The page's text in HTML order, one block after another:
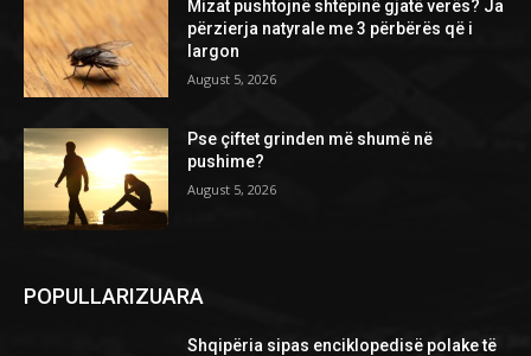
Mizat pushtojnë shtëpinë gjatë verës? Ja
përzierja natyrale me 3 përbërës që i
largon
August 5, 2026
Pse çiftet grinden më shumë në
pushime?
August 5, 2026
POPULLARIZUARA
Shqipëria sipas enciklopedisë polake të